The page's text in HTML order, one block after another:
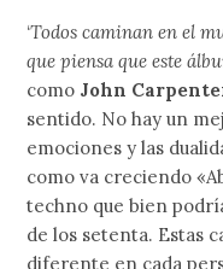
‘Todos caminan en el
que piensa que este
como John
sentido. No hay un
emociones y las
como va creciendo
techno que bien
de los setenta. Estas
diferente en cada